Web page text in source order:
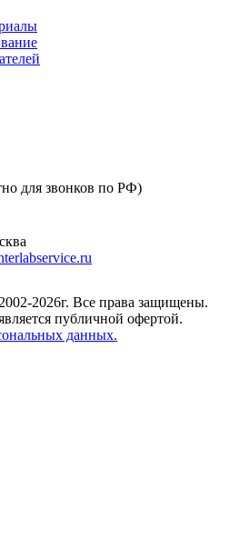
для звонков по РФ)
2026г. Все права защищены.
публичной офертой.
данных.